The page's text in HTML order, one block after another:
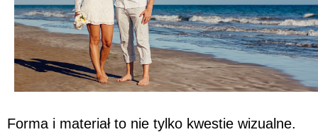
Forma i materiał to nie tylko kwestie wizualne.